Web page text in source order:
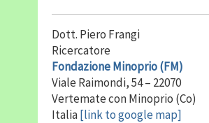
Dott. Piero Frangi
Ricercatore
Fondazione Minoprio (FM)
Viale Raimondi, 54 – 22070
Vertemate con Minoprio (Co)
Italia[link to google map]